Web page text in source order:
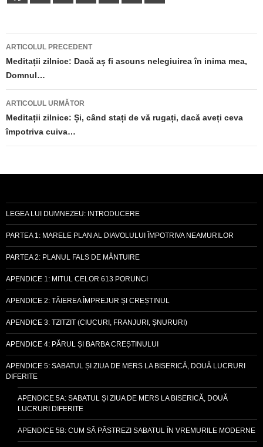
Navigare
în
articole
ARTICOLUL PRECEDENT
Meditații zilnice: Dacă aș fi ascuns nelegiuirea în inima mea,
Domnul…
ARTICOLUL URMĂTOR
Meditații zilnice: Și, când stați de vă rugați, dacă aveți ceva
împotriva cuiva…
LEGEA LUI DUMNEZEU: INTRODUCERE
PARTEA 1: MARELE PLAN AL DIAVOLULUI ÎMPOTRIVA NEAMURILOR
PARTEA 2: PLANUL FALS DE MÂNTUIRE
APENDICE 1: MITUL CELOR 613 PORUNCI
APENDICE 2: TĂIEREA ÎMPREJUR ȘI CREȘTINUL
APENDICE 3: TZITZIT (CIUCURI, FRANJURI, ȘNURURI)
APENDICE 4: PĂRUL ȘI BARBA CREȘTINULUI
APENDICE 5: SABATUL ȘI ZIUA DE MERS LA BISERICĂ, DOUĂ LUCRURI
DIFERITE
APENDICE 5A: SABATUL ȘI ZIUA DE MERS LA BISERICĂ, DOUĂ
LUCRURI DIFERITE
APENDICE 5B: CUM SĂ PĂSTREZI SABATUL ÎN VREMURILE MODERNE